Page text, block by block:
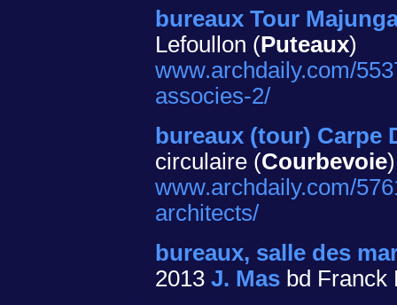
bureaux Tour
Lefoullon (Puteaux)
www.archdaily.com/
associes-2/
bureaux (tour) Carpe
circulaire (Courbevoie)
www.archdaily.com/
architects/
bureaux, salle des
2013 J. Mas bd Franck